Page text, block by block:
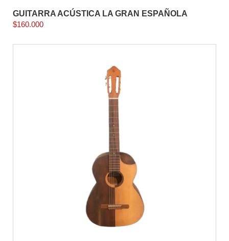
GUITARRA ACÚSTICA LA GRAN ESPAÑOLA
$160.000